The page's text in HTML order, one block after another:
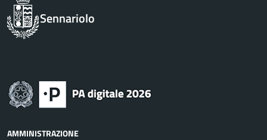
Sennariolo
AMMINISTRAZIONE